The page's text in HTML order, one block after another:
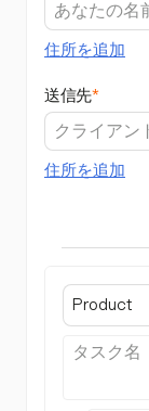
住所を追加
送信先*
住所を追加
Product